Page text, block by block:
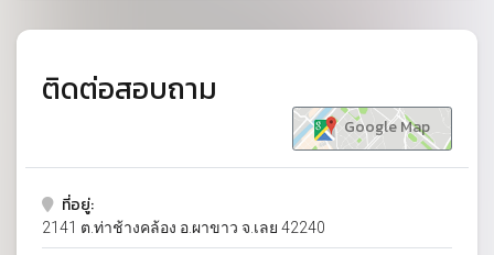
ติดต่อสอบถาม
Google Map
ที่อยู่:
2141 ต.ท่าช้างคล้อง อ.ผาขาว จ.เลย 42240